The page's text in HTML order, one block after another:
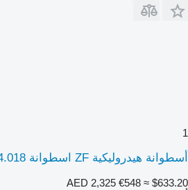
1
أسطوانة هيدروليكية ZF اسطوانة 4472.354.018 لـ جرار بعجلات
AED 2,325 €548 ≈ $633.20